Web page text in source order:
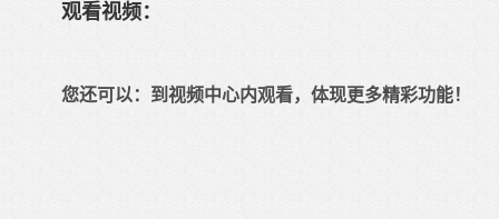
观看视频：
您还可以： 到视频中心内观看，体现更多精彩功能！